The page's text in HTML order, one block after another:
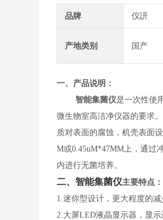
品牌 仪訮
产地类别 国产
一、 产品说明 ：
智能集菌仪是一次性使
微生物室高洁净仪器的要求
质对表面的腐蚀，机壳表面
M或0.45uM*47MM上，通过
内进行无菌培养。
二、智能集菌仪主要特点 ：
1.迷你型设计，更大程度的减
2.大屏LED液晶显示器，显